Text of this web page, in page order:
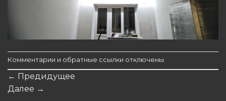
Комментарии и обратные ссылки отключены.
← Предидущее
Далее →